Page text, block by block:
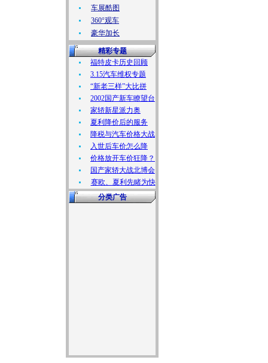
车展酷图
360°观车
豪华加长
精彩专题
福特皮卡历史回顾
3.15汽车维权专题
“新老三样”大比拼
2002国产新车瞭望台
家轿新星派力奥
夏利降价后的服务
降税与汽车价格大战
入世后车价怎么降
价格放开车价狂降？
国产家轿大战北博会
赛欧、夏利先睹为快
分类广告